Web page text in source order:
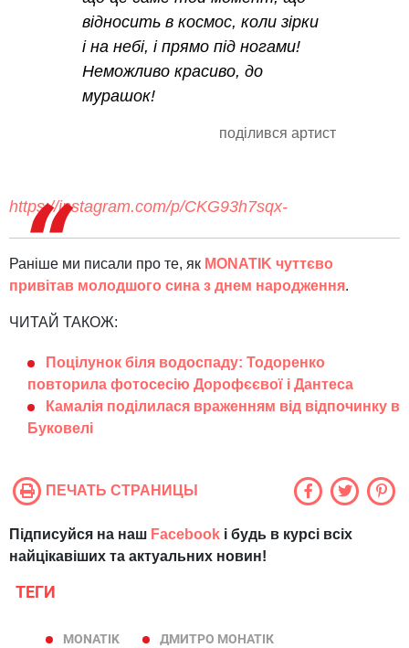
відносить в космос, коли зірки
і на небі, і прямо під ногами!
Неможливо красиво, до
мурашок!
поділився артист
https://instagram.com/p/CKG93h7sqx-
Раніше ми писали про те, як MONATIK чуттєво
привітав молодшого сина з днем народження.
ЧИТАЙ ТАКОЖ:
Поцілунок біля водоспаду: Тодоренко
повторила фотосесію Дорофєєвої і Дантеса
Камалія поділилася враженням від відпочинку в
Буковелі
ПЕЧАТЬ СТРАНИЦЫ
Підписуйся на наш Facebook і будь в курсі всіх
найцікавіших та актуальних новин!
ТЕГИ
MONATIK ДМИТРО МОНАТІК